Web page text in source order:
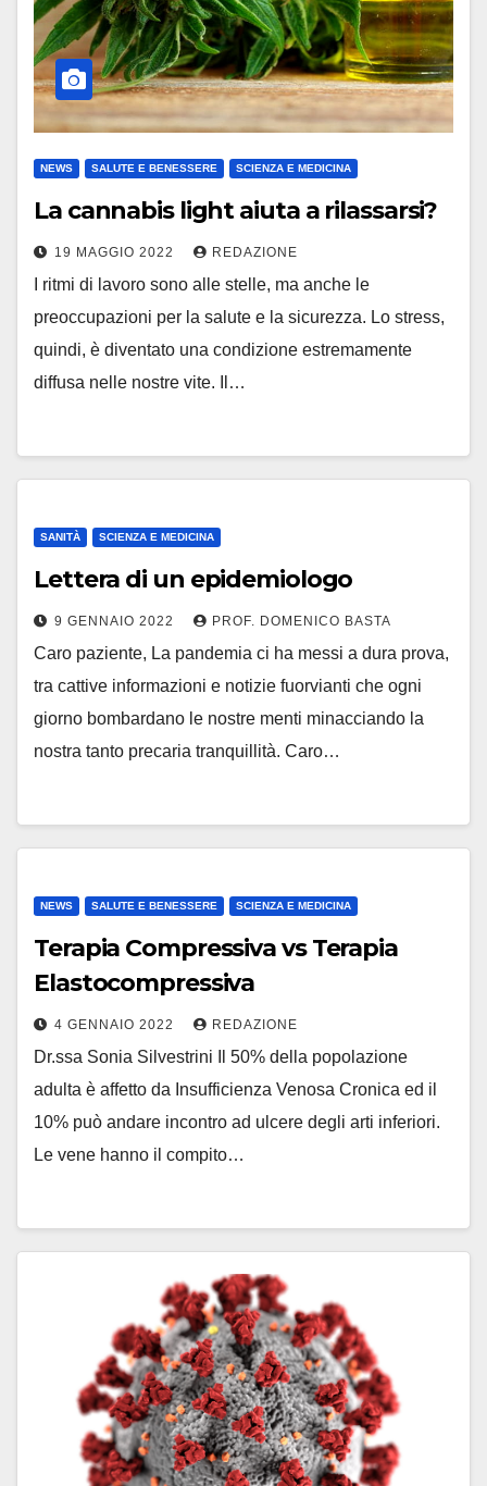
NEWS SALUTE E BENESSERE SCIENZA E MEDICINA
La cannabis light aiuta a rilassarsi?
19 MAGGIO 2022 REDAZIONE
I ritmi di lavoro sono alle stelle, ma anche le
preoccupazioni per la salute e la sicurezza. Lo stress,
quindi, è diventato una condizione estremamente
diffusa nelle nostre vite. Il…
SANITÀ SCIENZA E MEDICINA
Lettera di un epidemiologo
9 GENNAIO 2022 PROF. DOMENICO BASTA
Caro paziente, La pandemia ci ha messi a dura prova,
tra cattive informazioni e notizie fuorvianti che ogni
giorno bombardano le nostre menti minacciando la
nostra tanto precaria tranquillità. Caro…
NEWS SALUTE E BENESSERE SCIENZA E MEDICINA
Terapia Compressiva vs Terapia
Elastocompressiva
4 GENNAIO 2022 REDAZIONE
Dr.ssa Sonia Silvestrini Il 50% della popolazione
adulta è affetto da Insufficienza Venosa Cronica ed il
10% può andare incontro ad ulcere degli arti inferiori.
Le vene hanno il compito…